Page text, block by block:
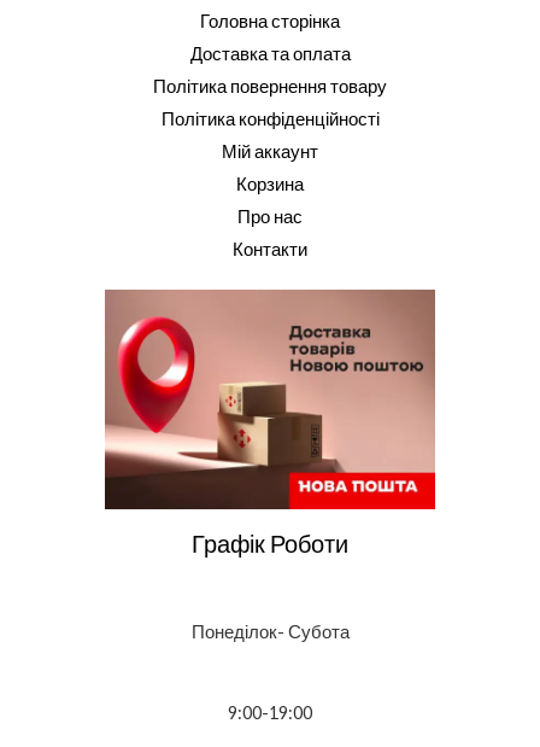
Головна сторінка
Доставка та оплата
Політика повернення товару
Політика конфіденційності
Мій аккаунт
Корзина
Про нас
Контакти
Графік Роботи
Понеділок- Субота
9:00-19:00